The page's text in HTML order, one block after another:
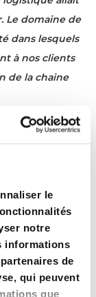
le
notre
informations
de
qui peuvent
que
Le domaine de
dans lesquels
à nos clients
de la chaine
solution «
les
boutique,
et
du tracking
LE PLUS